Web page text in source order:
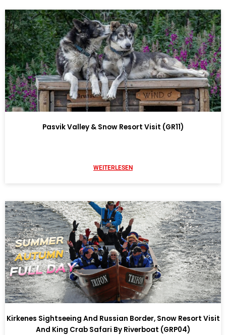
Pasvik Valley & Snow Resort Visit (GR11)
WEITERLESEN
Kirkenes Sightseeing And Russian Border, Snow Resort Visit
And King Crab Safari By Riverboat (GRP04)